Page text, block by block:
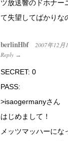
ツ放送響のドホナー
て失望してばかりな
berlinHbf 2007年12月
Reply →
SECRET: 0
PASS:
>isaogermanyさん
はじめまして！
メッツマッハーにな